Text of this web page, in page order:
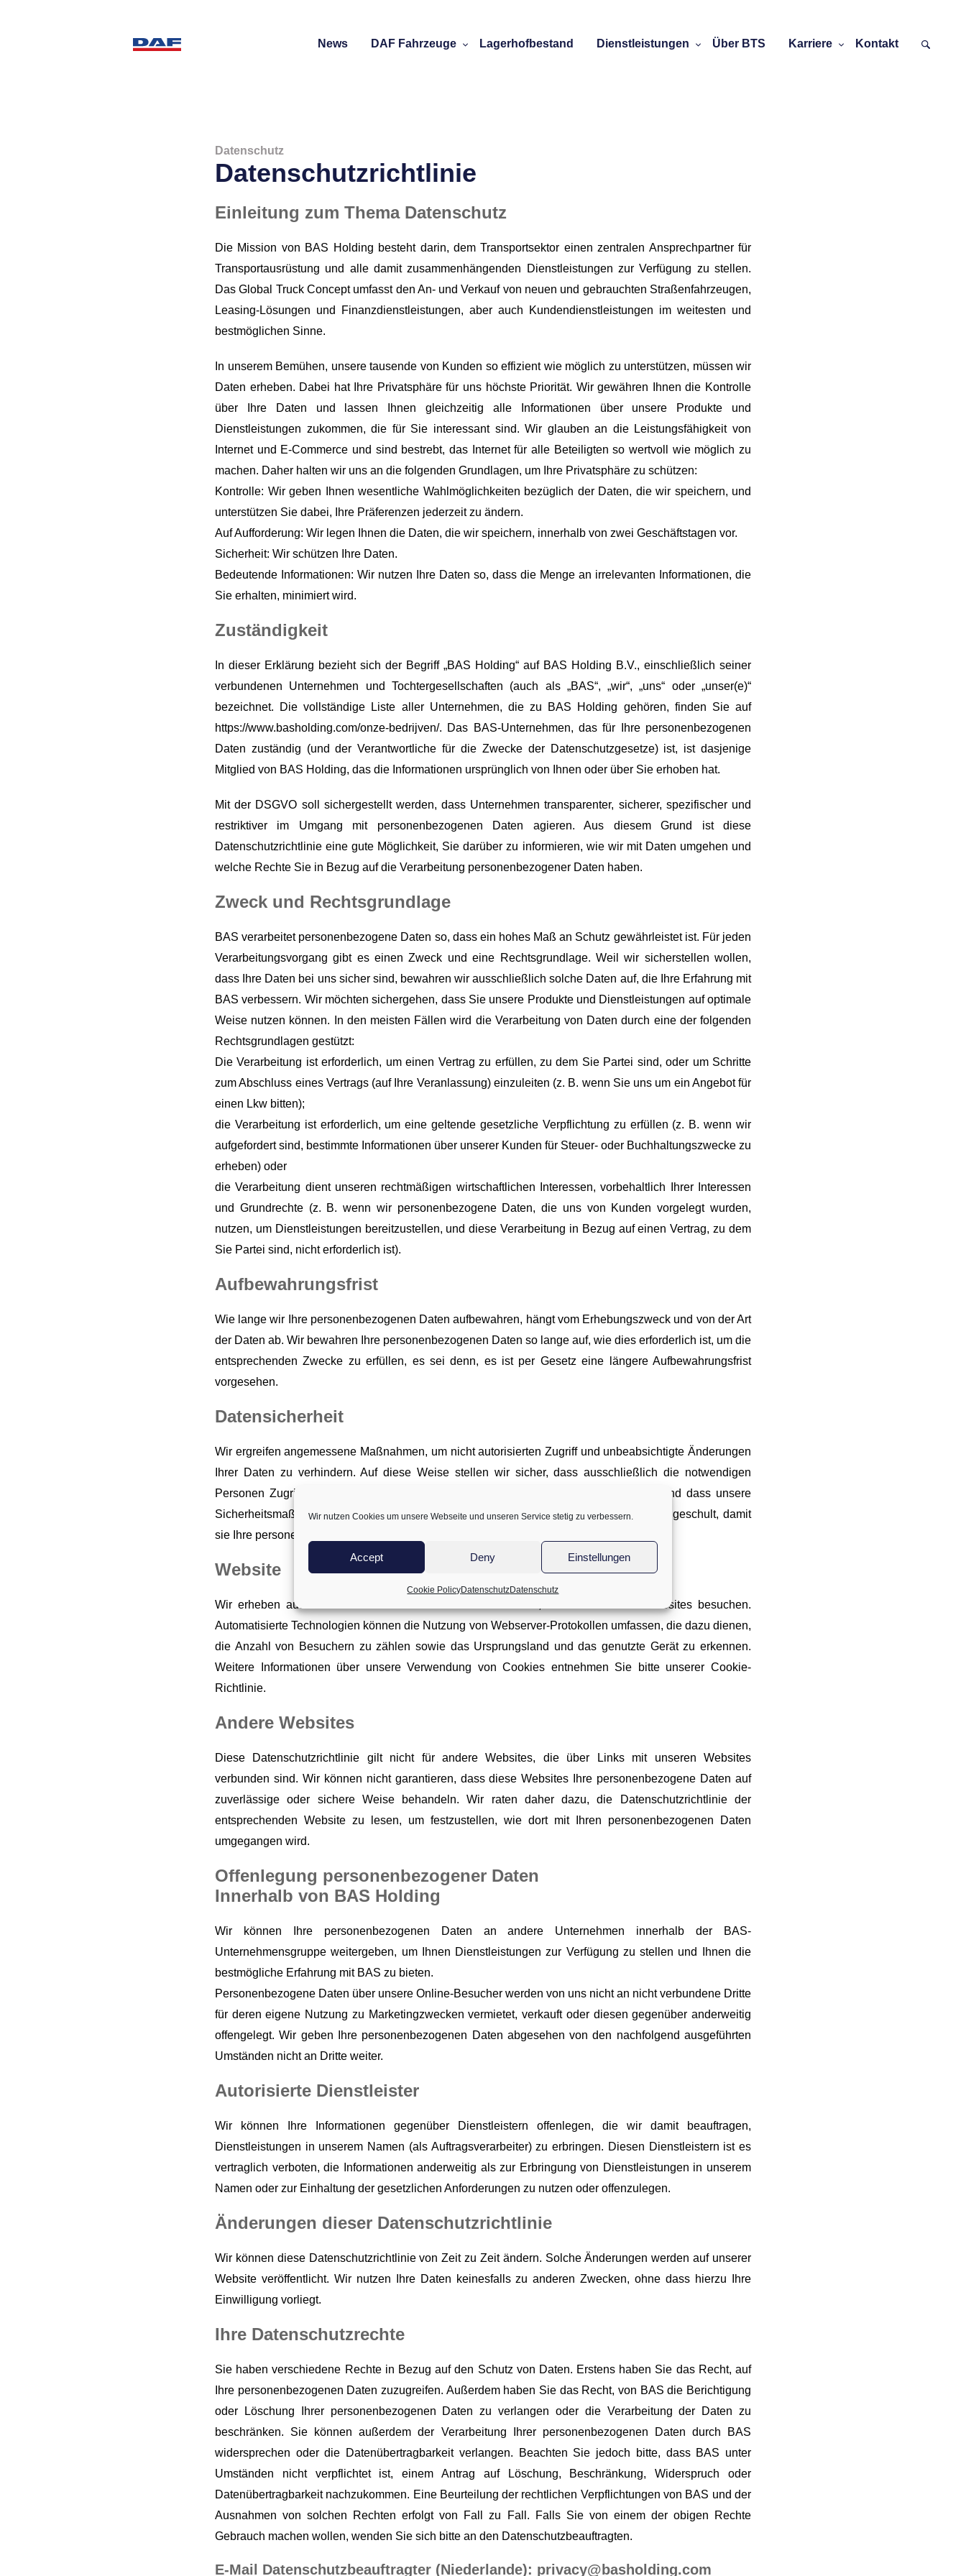
Wir nutzen Cookies um unsere Webseite und unseren Service stetig zu verbessern.
Accept Deny Einstellungen
Cookie PolicyDatenschutzDatenschutz
News DAF Fahrzeuge Lagerhofbestand Dienstleistungen Über BTS Karriere Kontakt
Datenschutz
Datenschutzrichtlinie
Einleitung zum Thema Datenschutz
Die Mission von BAS Holding besteht darin, dem Transportsektor einen zentralen Ansprechpartner für
Transportausrüstung und alle damit zusammenhängenden Dienstleistungen zur Verfügung zu stellen.
Das Global Truck Concept umfasst den An- und Verkauf von neuen und gebrauchten Straßenfahrzeugen,
Leasing-Lösungen und Finanzdienstleistungen, aber auch Kundendienstleistungen im weitesten und
bestmöglichen Sinne.
In unserem Bemühen, unsere tausende von Kunden so effizient wie möglich zu unterstützen, müssen wir
Daten erheben. Dabei hat Ihre Privatsphäre für uns höchste Priorität. Wir gewähren Ihnen die Kontrolle
über Ihre Daten und lassen Ihnen gleichzeitig alle Informationen über unsere Produkte und
Dienstleistungen zukommen, die für Sie interessant sind. Wir glauben an die Leistungsfähigkeit von
Internet und E-Commerce und sind bestrebt, das Internet für alle Beteiligten so wertvoll wie möglich zu
machen. Daher halten wir uns an die folgenden Grundlagen, um Ihre Privatsphäre zu schützen:
Kontrolle: Wir geben Ihnen wesentliche Wahlmöglichkeiten bezüglich der Daten, die wir speichern, und
unterstützen Sie dabei, Ihre Präferenzen jederzeit zu ändern.
Auf Aufforderung: Wir legen Ihnen die Daten, die wir speichern, innerhalb von zwei Geschäftstagen vor.
Sicherheit: Wir schützen Ihre Daten.
Bedeutende Informationen: Wir nutzen Ihre Daten so, dass die Menge an irrelevanten Informationen, die
Sie erhalten, minimiert wird.
Zuständigkeit
In dieser Erklärung bezieht sich der Begriff „BAS Holding“ auf BAS Holding B.V., einschließlich seiner
verbundenen Unternehmen und Tochtergesellschaften (auch als „BAS“, „wir“, „uns“ oder „unser(e)“
bezeichnet. Die vollständige Liste aller Unternehmen, die zu BAS Holding gehören, finden Sie auf
https://www.basholding.com/onze-bedrijven/. Das BAS-Unternehmen, das für Ihre personenbezogenen
Daten zuständig (und der Verantwortliche für die Zwecke der Datenschutzgesetze) ist, ist dasjenige
Mitglied von BAS Holding, das die Informationen ursprünglich von Ihnen oder über Sie erhoben hat.
Mit der DSGVO soll sichergestellt werden, dass Unternehmen transparenter, sicherer, spezifischer und
restriktiver im Umgang mit personenbezogenen Daten agieren. Aus diesem Grund ist diese
Datenschutzrichtlinie eine gute Möglichkeit, Sie darüber zu informieren, wie wir mit Daten umgehen und
welche Rechte Sie in Bezug auf die Verarbeitung personenbezogener Daten haben.
Zweck und Rechtsgrundlage
BAS verarbeitet personenbezogene Daten so, dass ein hohes Maß an Schutz gewährleistet ist. Für jeden
Verarbeitungsvorgang gibt es einen Zweck und eine Rechtsgrundlage. Weil wir sicherstellen wollen,
dass Ihre Daten bei uns sicher sind, bewahren wir ausschließlich solche Daten auf, die Ihre Erfahrung mit
BAS verbessern. Wir möchten sichergehen, dass Sie unsere Produkte und Dienstleistungen auf optimale
Weise nutzen können. In den meisten Fällen wird die Verarbeitung von Daten durch eine der folgenden
Rechtsgrundlagen gestützt:
Die Verarbeitung ist erforderlich, um einen Vertrag zu erfüllen, zu dem Sie Partei sind, oder um Schritte
zum Abschluss eines Vertrags (auf Ihre Veranlassung) einzuleiten (z. B. wenn Sie uns um ein Angebot für
einen Lkw bitten);
die Verarbeitung ist erforderlich, um eine geltende gesetzliche Verpflichtung zu erfüllen (z. B. wenn wir
aufgefordert sind, bestimmte Informationen über unserer Kunden für Steuer- oder Buchhaltungszwecke zu
erheben) oder
die Verarbeitung dient unseren rechtmäßigen wirtschaftlichen Interessen, vorbehaltlich Ihrer Interessen
und Grundrechte (z. B. wenn wir personenbezogene Daten, die uns von Kunden vorgelegt wurden,
nutzen, um Dienstleistungen bereitzustellen, und diese Verarbeitung in Bezug auf einen Vertrag, zu dem
Sie Partei sind, nicht erforderlich ist).
Aufbewahrungsfrist
Wie lange wir Ihre personenbezogenen Daten aufbewahren, hängt vom Erhebungszweck und von der Art
der Daten ab. Wir bewahren Ihre personenbezogenen Daten so lange auf, wie dies erforderlich ist, um die
entsprechenden Zwecke zu erfüllen, es sei denn, es ist per Gesetz eine längere Aufbewahrungsfrist
vorgesehen.
Datensicherheit
Wir ergreifen angemessene Maßnahmen, um nicht autorisierten Zugriff und unbeabsichtigte Änderungen
Ihrer Daten zu verhindern. Auf diese Weise stellen wir sicher, dass ausschließlich die notwendigen
Personen Zugriff auf die Daten haben, dass der Zugriff auf die Daten geschützt ist und dass unsere
Sicherheitsmaßnahmen befolgt werden. Darüber hinaus werden alle unsere Mitarbeiter geschult, damit
sie Ihre personenbezogenen Daten geschützt und sicher halten.
Website
Wir erheben automatisch bestimmte Arten von Informationen, wenn Sie unsere Websites besuchen.
Automatisierte Technologien können die Nutzung von Webserver-Protokollen umfassen, die dazu dienen,
die Anzahl von Besuchern zu zählen sowie das Ursprungsland und das genutzte Gerät zu erkennen.
Weitere Informationen über unsere Verwendung von Cookies entnehmen Sie bitte unserer Cookie-
Richtlinie.
Andere Websites
Diese Datenschutzrichtlinie gilt nicht für andere Websites, die über Links mit unseren Websites
verbunden sind. Wir können nicht garantieren, dass diese Websites Ihre personenbezogene Daten auf
zuverlässige oder sichere Weise behandeln. Wir raten daher dazu, die Datenschutzrichtlinie der
entsprechenden Website zu lesen, um festzustellen, wie dort mit Ihren personenbezogenen Daten
umgegangen wird.
Offenlegung personenbezogener Daten
Innerhalb von BAS Holding
Wir können Ihre personenbezogenen Daten an andere Unternehmen innerhalb der BAS-
Unternehmensgruppe weitergeben, um Ihnen Dienstleistungen zur Verfügung zu stellen und Ihnen die
bestmögliche Erfahrung mit BAS zu bieten.
Personenbezogene Daten über unsere Online-Besucher werden von uns nicht an nicht verbundene Dritte
für deren eigene Nutzung zu Marketingzwecken vermietet, verkauft oder diesen gegenüber anderweitig
offengelegt. Wir geben Ihre personenbezogenen Daten abgesehen von den nachfolgend ausgeführten
Umständen nicht an Dritte weiter.
Autorisierte Dienstleister
Wir können Ihre Informationen gegenüber Dienstleistern offenlegen, die wir damit beauftragen,
Dienstleistungen in unserem Namen (als Auftragsverarbeiter) zu erbringen. Diesen Dienstleistern ist es
vertraglich verboten, die Informationen anderweitig als zur Erbringung von Dienstleistungen in unserem
Namen oder zur Einhaltung der gesetzlichen Anforderungen zu nutzen oder offenzulegen.
Änderungen dieser Datenschutzrichtlinie
Wir können diese Datenschutzrichtlinie von Zeit zu Zeit ändern. Solche Änderungen werden auf unserer
Website veröffentlicht. Wir nutzen Ihre Daten keinesfalls zu anderen Zwecken, ohne dass hierzu Ihre
Einwilligung vorliegt.
Ihre Datenschutzrechte
Sie haben verschiedene Rechte in Bezug auf den Schutz von Daten. Erstens haben Sie das Recht, auf
Ihre personenbezogenen Daten zuzugreifen. Außerdem haben Sie das Recht, von BAS die Berichtigung
oder Löschung Ihrer personenbezogenen Daten zu verlangen oder die Verarbeitung der Daten zu
beschränken. Sie können außerdem der Verarbeitung Ihrer personenbezogenen Daten durch BAS
widersprechen oder die Datenübertragbarkeit verlangen. Beachten Sie jedoch bitte, dass BAS unter
Umständen nicht verpflichtet ist, einem Antrag auf Löschung, Beschränkung, Widerspruch oder
Datenübertragbarkeit nachzukommen. Eine Beurteilung der rechtlichen Verpflichtungen von BAS und der
Ausnahmen von solchen Rechten erfolgt von Fall zu Fall. Falls Sie von einem der obigen Rechte
Gebrauch machen wollen, wenden Sie sich bitte an den Datenschutzbeauftragten.
E-Mail Datenschutzbeauftragter (Niederlande): privacy@basholding.com